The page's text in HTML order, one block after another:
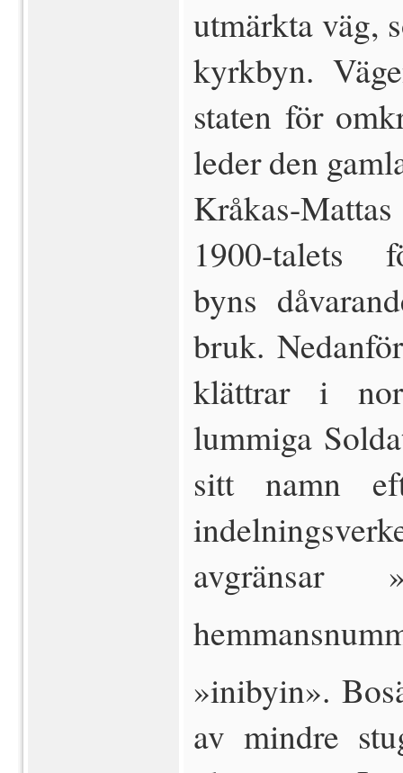
utmärkta väg,
kyrkbyn.
staten för
leder den
Kråkas-
1900-talets
byns
bruk.
klättrar i
lummiga
sitt namn
avgränsar
»inibyin».
av mindre